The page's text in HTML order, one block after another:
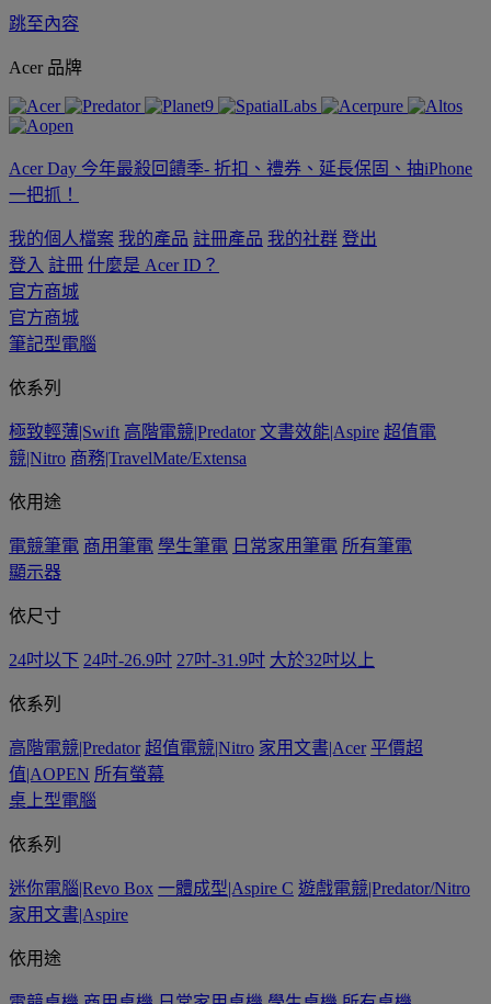
跳至內容
Acer 品牌
Acer Day 今年最殺回饋季- 折扣、禮券、延長保固、抽iPhone
一把抓！
我的個人檔案 我的產品 註冊產品 我的社群 登出
登入 註冊 什麼是 Acer ID？
官方商城
官方商城
筆記型電腦
依系列
極致輕薄|Swift 高階電競|Predator 文書效能|Aspire 超值電
競|Nitro 商務|TravelMate/Extensa
依用途
電競筆電 商用筆電 學生筆電 日常家用筆電 所有筆電
顯示器
依尺寸
24吋以下 24吋-26.9吋 27吋-31.9吋 大於32吋以上
依系列
高階電競|Predator 超值電競|Nitro 家用文書|Acer 平價超
值|AOPEN 所有螢幕
桌上型電腦
依系列
迷你電腦|Revo Box 一體成型|Aspire C 遊戲電競|Predator/Nitro
家用文書|Aspire
依用途